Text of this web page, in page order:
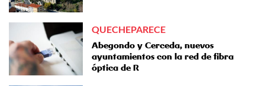
QUECHEPARECE
Abegondo y Cerceda, nuevos
ayuntamientos con la red de fibra
óptica de R